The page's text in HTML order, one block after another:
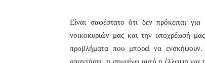
Είναι σαφέστατο ότι δεν πρόκειται
νοικοκυριών μας και την υποχρέωσή
προβλήματα που μπορεί να